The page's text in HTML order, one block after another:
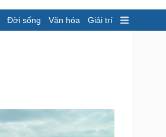
Đời sống Văn hóa Giải trí
Giá cà phê